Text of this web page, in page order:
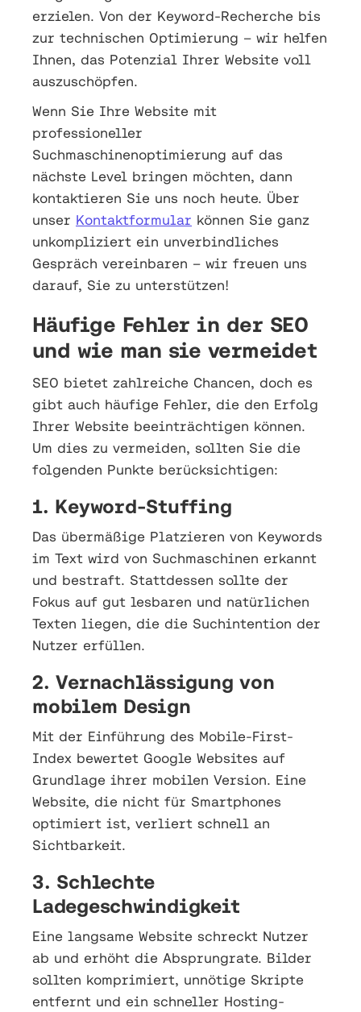
erzielen. Von der Keyword-Recherche bis
zur technischen Optimierung – wir helfen
Ihnen, das Potenzial Ihrer Website voll
auszuschöpfen.
Wenn Sie Ihre Website mit
professioneller
Suchmaschinenoptimierung auf das
nächste Level bringen möchten, dann
kontaktieren Sie uns noch heute. Über
unser Kontaktformular können Sie ganz
unkompliziert ein unverbindliches
Gespräch vereinbaren – wir freuen uns
darauf, Sie zu unterstützen!
Häufige Fehler in der SEO
und wie man sie vermeidet
SEO bietet zahlreiche Chancen, doch es
gibt auch häufige Fehler, die den Erfolg
Ihrer Website beeinträchtigen können.
Um dies zu vermeiden, sollten Sie die
folgenden Punkte berücksichtigen:
1. Keyword-Stuffing
Das übermäßige Platzieren von Keywords
im Text wird von Suchmaschinen erkannt
und bestraft. Stattdessen sollte der
Fokus auf gut lesbaren und natürlichen
Texten liegen, die die Suchintention der
Nutzer erfüllen.
2. Vernachlässigung von
mobilem Design
Mit der Einführung des Mobile-First-
Index bewertet Google Websites auf
Grundlage ihrer mobilen Version. Eine
Website, die nicht für Smartphones
optimiert ist, verliert schnell an
Sichtbarkeit.
3. Schlechte
Ladegeschwindigkeit
Eine langsame Website schreckt Nutzer
ab und erhöht die Absprungrate. Bilder
sollten komprimiert, unnötige Skripte
entfernt und ein schneller Hosting-